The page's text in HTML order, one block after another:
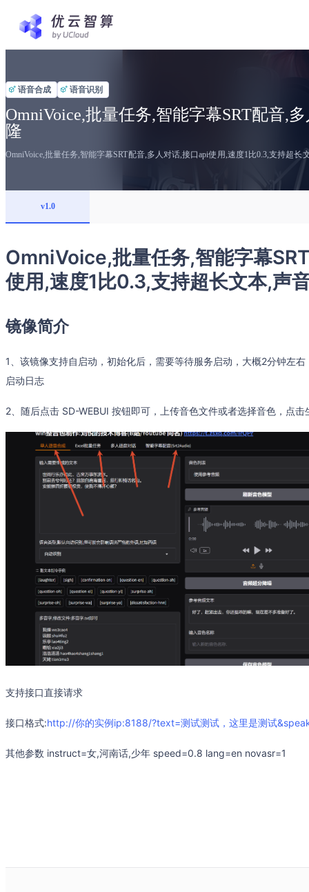
语音合成 语音识别
OmniVoice,批量任务,智能字幕SRT配音,
隆
OmniVoice,批量任务,智能字幕SRT配音,多人对话,接口api使用,速度1比0.3,支持超长
v1.0
OmniVoice,批量任务,智能字幕
使用,速度1比0.3,支持超长文本,声
镜像简介
1、该镜像支持自启动，初始化后，需要等待服务启动，大概2分钟
启动日志
2、随后点击 SD-WEBUI 按钮即可，上传音色文件或者选择音色，点
支持接口直接请求
接口格式:http://你的实例ip:8188/?text=测试测试，这里是测试
其他参数 instruct=女,河南话,少年 speed=0.8 lang=en novasr=1